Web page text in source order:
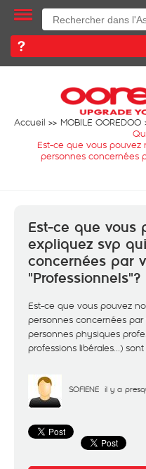
Accueil
MOBILE OOREDOO
Est-ce que vous pouvez
personnes concernées
Est-ce que vous
expliquez svp
concernées par
"Professionnels"?
Est-ce que vous pouvez
personnes concernées par
personnes physiques
professions libérales...)
SOFIENE il y a